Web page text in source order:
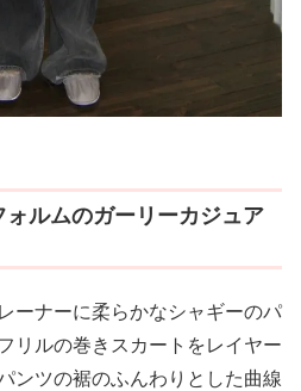
ルムのガーリーカジュア
ーナーに柔らかなシャギーのパ
リルの巻きスカートをレイヤー
ンツの裾のふんわりとした曲線